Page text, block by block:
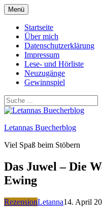
Zum
Inhalt
springen
Menü
Startseite
Über mich
Datenschutzerklärung
Impressum
Lese- und Hörliste
Neuzugänge
Gewinnspiel
Letannas Buecherblog
Viel Spaß beim Stöbern
Das Juwel – Die
Ewing
RezensionLetanna14. April